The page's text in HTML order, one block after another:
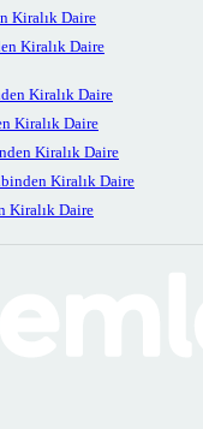
Kiralık Daire
Kiralık Daire
Kiralık Daire
Kiralık Daire
Kiralık Daire
Kiralık Daire
Kiralık Daire